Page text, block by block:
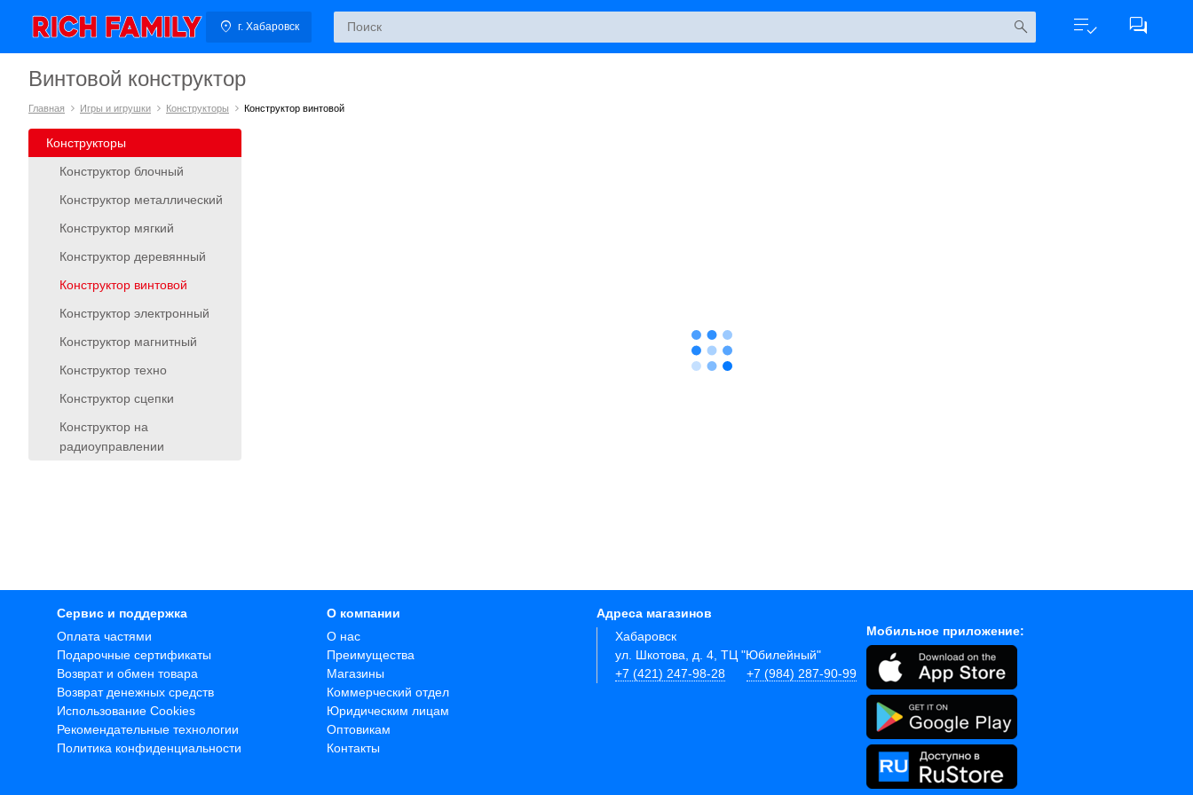
г. Хабаровск
Винтовой конструктор
Главная Игры и игрушки Конструкторы Конструктор винтовой
Конструкторы
Конструктор блочный
Конструктор металлический
Конструктор мягкий
Конструктор деревянный
Конструктор винтовой
Конструктор электронный
Конструктор магнитный
Конструктор техно
Конструктор сцепки
Конструктор на
радиоуправлении
Сервис и поддержка
Оплата частями
Подарочные сертификаты
Возврат и обмен товара
Возврат денежных средств
Использование Cookies
Рекомендательные технологии
Политика конфиденциальности
О компании
О нас
Преимущества
Магазины
Коммерческий отдел
Юридическим лицам
Оптовикам
Контакты
Адреса магазинов
Хабаровск
ул. Шкотова, д. 4, ТЦ "Юбилейный"
+7 (421) 247-98-28
+7 (984) 287-90-99
Мобильное приложение: